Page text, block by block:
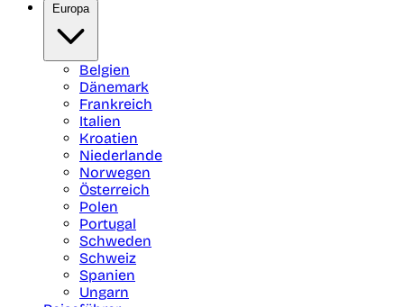
Europa
Belgien
Dänemark
Frankreich
Italien
Kroatien
Niederlande
Norwegen
Österreich
Polen
Portugal
Schweden
Schweiz
Spanien
Ungarn